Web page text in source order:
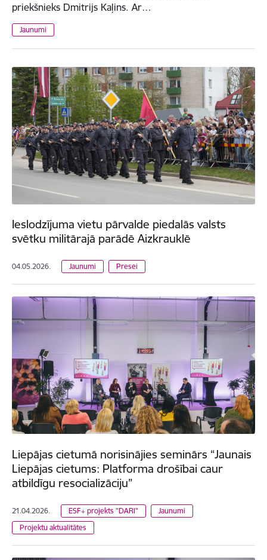
priekšnieks Dmitrijs Kaļins. Ar…
Jaunumi
Ieslodzījuma vietu pārvalde piedalās valsts
svētku militārajā parādē Aizkrauklē
04.05.2026. Jaunumi Presei
Liepājas cietumā norisinājies seminārs “Jaunais
Liepājas cietums: Platforma drošībai caur
atbildīgu resocializāciju”
21.04.2026. ESF+ projekts "DARI"
Jaunumi
Projektu aktualitātes